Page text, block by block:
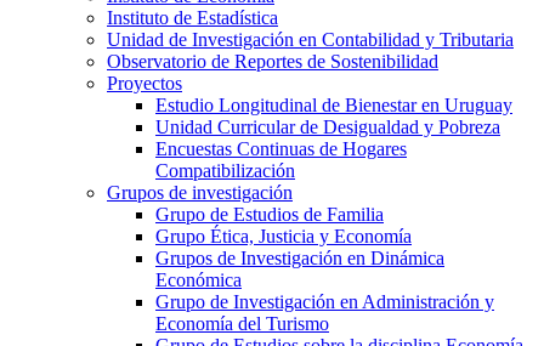
Instituto de Estadística
Unidad de Investigación en Contabilidad y Tributaria
Observatorio de Reportes de Sostenibilidad
Proyectos
Estudio Longitudinal de Bienestar en Uruguay
Unidad Curricular de Desigualdad y Pobreza
Encuestas Continuas de Hogares
Compatibilización
Grupos de investigación
Grupo de Estudios de Familia
Grupo Ética, Justicia y Economía
Grupos de Investigación en Dinámica
Económica
Grupo de Investigación en Administración y
Economía del Turismo